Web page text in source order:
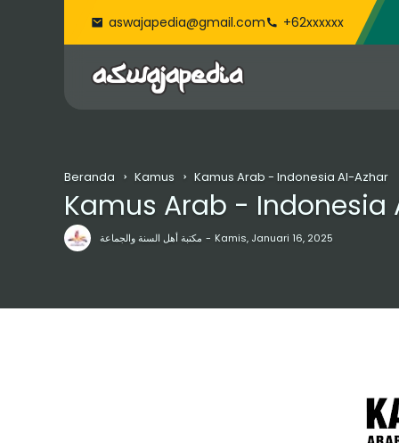
aswajapedia@gmail.com +62xxxxxx
Beranda Kamus Kamus Arab - Indonesia Al-Azhar
مكتبة أهل السنة والجماعة Kamis, Januari 16, 2025
Kamus Arab - Indonesia